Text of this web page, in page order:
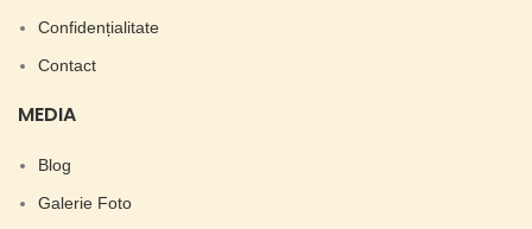
Confidențialitate
Contact
MEDIA
Blog
Galerie Foto